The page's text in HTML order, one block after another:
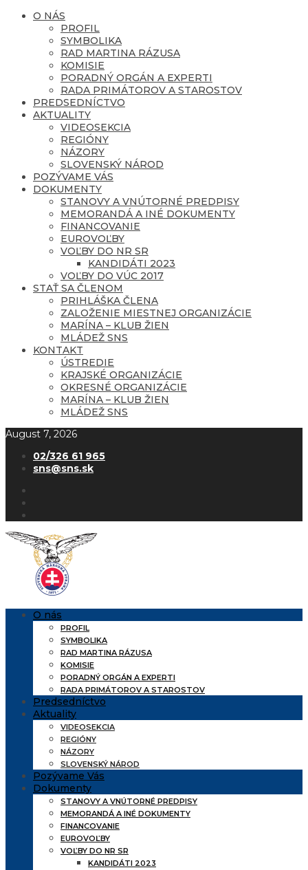
O NÁS
PROFIL
SYMBOLIKA
RAD MARTINA RÁZUSA
KOMISIE
PORADNÝ ORGÁN A EXPERTI
RADA PRIMÁTOROV A STAROSTOV
PREDSEDNÍCTVO
AKTUALITY
VIDEOSEKCIA
REGIÓNY
NÁZORY
SLOVENSKÝ NÁROD
POZÝVAME VÁS
DOKUMENTY
STANOVY A VNÚTORNÉ PREDPISY
MEMORANDÁ A INÉ DOKUMENTY
FINANCOVANIE
EUROVOĽBY
VOĽBY DO NR SR
KANDIDÁTI 2023
VOĽBY DO VÚC 2017
STAŤ SA ČLENOM
PRIHLÁŠKA ČLENA
ZALOŽENIE MIESTNEJ ORGANIZÁCIE
MARÍNA – KLUB ŽIEN
MLÁDEŽ SNS
KONTAKT
ÚSTREDIE
KRAJSKÉ ORGANIZÁCIE
OKRESNÉ ORGANIZÁCIE
MARÍNA – KLUB ŽIEN
MLÁDEŽ SNS
August 7, 2026
02/326 61 965
sns@sns.sk
O nás
PROFIL
SYMBOLIKA
RAD MARTINA RÁZUSA
KOMISIE
PORADNÝ ORGÁN A EXPERTI
RADA PRIMÁTOROV A STAROSTOV
Predsedníctvo
Aktuality
VIDEOSEKCIA
REGIÓNY
NÁZORY
SLOVENSKÝ NÁROD
Pozývame Vás
Dokumenty
STANOVY A VNÚTORNÉ PREDPISY
MEMORANDÁ A INÉ DOKUMENTY
FINANCOVANIE
EUROVOĽBY
VOĽBY DO NR SR
KANDIDÁTI 2023